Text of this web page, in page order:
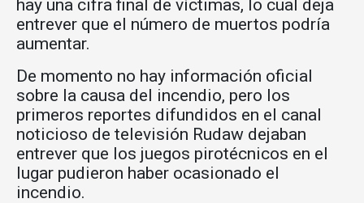
hay una cifra final de víctimas, lo cual deja
entrever que el número de muertos podría
aumentar.
De momento no hay información oficial
sobre la causa del incendio, pero los
primeros reportes difundidos en el canal
noticioso de televisión Rudaw dejaban
entrever que los juegos pirotécnicos en el
lugar pudieron haber ocasionado el
incendio.